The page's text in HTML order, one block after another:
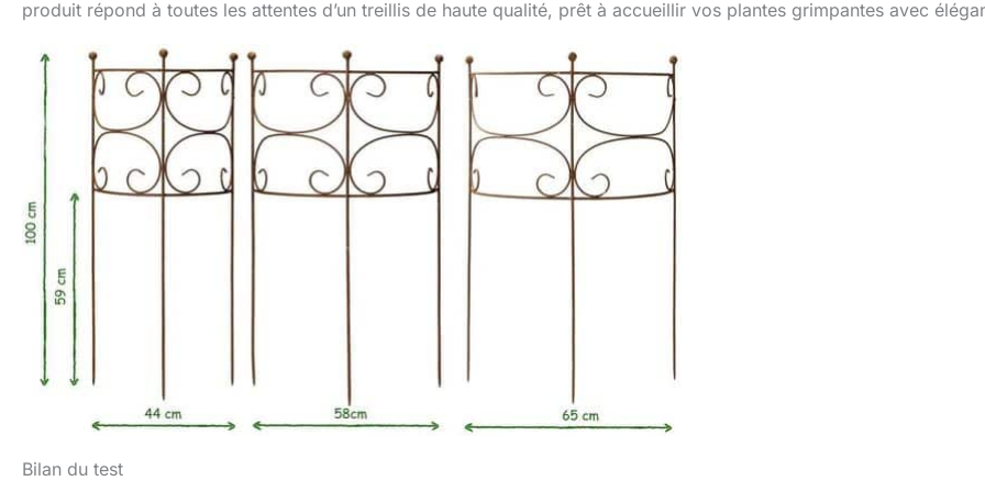
produit répond à toutes les attentes d’un treillis de haute qualité, prêt à accueillir vos plantes grimpantes avec
Bilan du test